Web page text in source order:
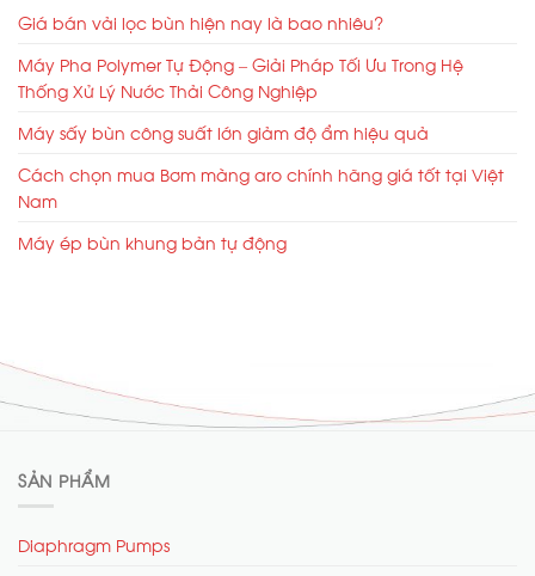
Giá bán vải lọc bùn hiện nay là bao nhiêu?
Máy Pha Polymer Tự Động – Giải Pháp Tối Ưu Trong Hệ
Thống Xử Lý Nước Thải Công Nghiệp
Máy sấy bùn công suất lớn giảm độ ẩm hiệu quả
Cách chọn mua Bơm màng aro chính hãng giá tốt tại Việt
Nam
Máy ép bùn khung bản tự động
SẢN PHẨM
Diaphragm Pumps